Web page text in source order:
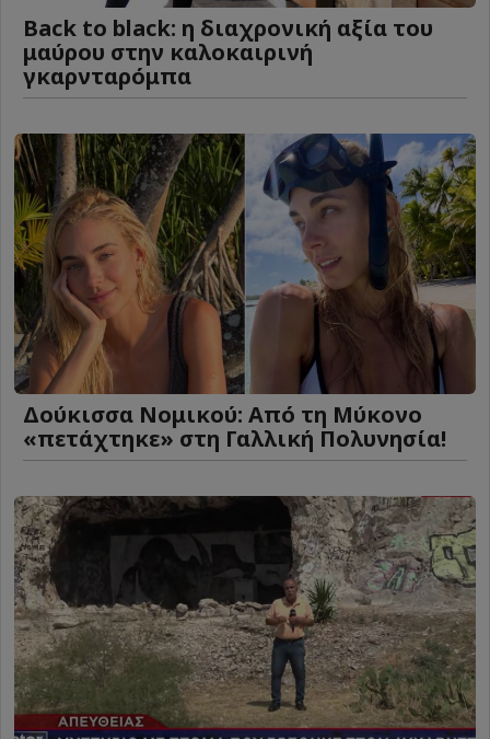
Back to black: η διαχρονική αξία του
μαύρου στην καλοκαιρινή
γκαρνταρόμπα
Δούκισσα Νομικού: Από τη Μύκονο
«πετάχτηκε» στη Γαλλική Πολυνησία!